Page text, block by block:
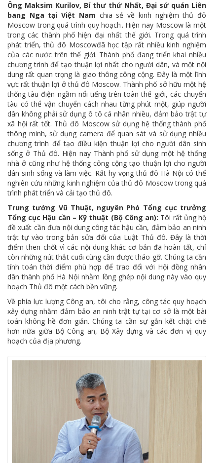
Ông Maksim Kurilov, Bí thư thứ Nhất, Đại sứ quán Liên
bang Nga tại Việt Nam chia sẻ về kinh nghiệm thủ đô
Moscow trong quá trình quy hoạch. Hiện nay Moscow là một
trong các thành phố hiện đại nhất thế giới. Trong quá trình
phát triển, thủ đô Moscowđã học tập rất nhiều kinh nghiệm
của các nước trên thế giới. Thành phố đang triển khai nhiều
chương trình để tạo thuận lợi nhất cho người dân, và một nội
dung rất quan trọng là giao thông công cộng. Đây là một lĩnh
vực rất thuận lợi ở thủ đô Moscow. Thành phố sở hữu một hệ
thống tàu điện ngầm nổi tiếng trên toàn thế giới, các chuyến
tàu có thể vận chuyển cách nhau từng phút một, giúp người
dân không phải sử dụng ô tô cá nhân nhiều, đảm bảo trật tự
xã hội rất tốt. Thủ đô Moscow sử dụng hệ thống thành phố
thông minh, sử dụng camera để quan sát và sử dụng nhiều
chương trình để tạo điều kiện thuận lợi cho người dân sinh
sống ở Thủ đô. Hiện nay Thành phố sử dụng một hệ thống
nhà ở cũng như hệ thống công cộng tạo thuận lợi cho người
dân sinh sống và làm việc. Rất hy vọng thủ đô Hà Nội có thể
nghiên cứu những kinh nghiệm của thủ đô Moscow trong quá
trình phát triển và cải tạo thủ đô.
Trung tướng Vũ Thuật, nguyên Phó Tổng cục trưởng
Tổng cục Hậu cần – Kỹ thuật (Bộ Công an): Tôi rất ủng hộ
đề xuất cần đưa nội dung công tác hậu cần, đảm bảo an ninh
trật tự vào trong bản sửa đổi của Luật Thủ đô. Đây là thời
điểm then chốt vì các nội dung khác cơ bản đã hoàn tất, chỉ
còn những nút thắt cuối cùng cần được tháo gỡ. Chúng ta cần
tính toán thời điểm phù hợp để trao đổi với Hội đồng nhân
dân thành phố Hà Nội nhằm lồng ghép nội dung này vào quy
hoạch Thủ đô một cách bền vững.
Về phía lực lượng Công an, tôi cho rằng, công tác quy hoạch
xây dựng nhằm đảm bảo an ninh trật tự tại cơ sở là một bài
toán không hề đơn giản. Chúng ta cần sự gắn kết chặt chẽ
hơn nữa giữa Bộ Công an, Bộ Xây dựng và các đơn vị quy
hoạch của địa phương.